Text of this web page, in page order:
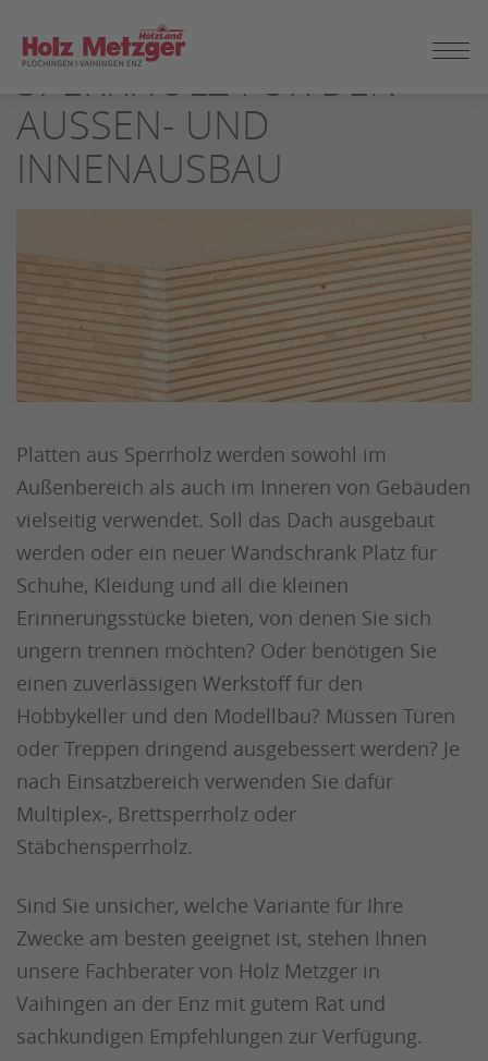
SEITENINHALT
SPERRHOLZ FÜR DEN
AUSSEN- UND I
NNENAUSBAU
Platten aus Sperrholz werden sowohl im
Außenbereich als auch im Inneren von Gebäuden
vielseitig verwendet. Soll das Dach ausgebaut
werden oder ein neuer Wandschrank Platz für
Schuhe, Kleidung und all die kleinen
Erinnerungsstücke bieten, von denen Sie sich
ungern trennen möchten? Oder benötigen Sie
einen zuverlässigen Werkstoff für den
Hobbykeller und den Modellbau? Müssen Türen
oder Treppen dringend ausgebessert werden? Je
nach Einsatzbereich verwenden Sie dafür
Multiplex-, Brettsperrholz oder
Stäbchensperrholz.
Sind Sie unsicher, welche Variante für Ihre
Zwecke am besten geeignet ist, stehen Ihnen
unsere Fachberater von Holz Metzger in
Vaihingen an der Enz mit gutem Rat und
sachkundigen Empfehlungen zur Verfügung.